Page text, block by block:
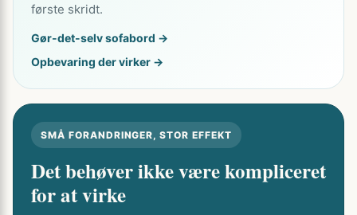
første skridt.
Gør-det-selv sofabord →
Opbevaring der virker →
SMÅ FORANDRINGER, STOR EFFEKT
Det behøver ikke være kompliceret
for at virke